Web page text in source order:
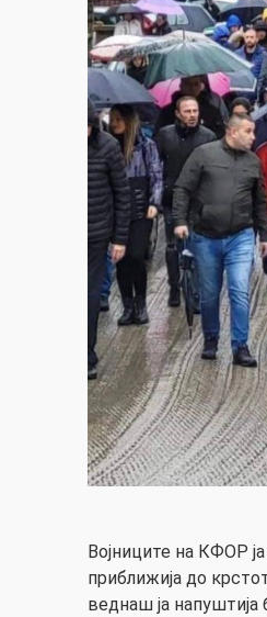
Војниците на КФОР
приближија до
веднаш ја напуштија